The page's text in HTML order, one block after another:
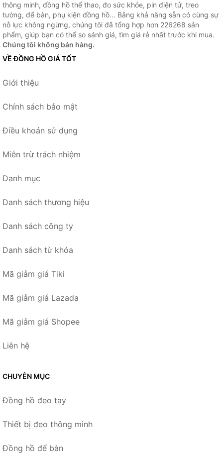
thông minh, đồng hồ thể thao, đo sức khỏe, pin điện tử, treo
tường, để bàn, phụ kiện đồng hồ... Bằng khả năng sẵn có cùng sự
nỗ lực không ngừng, chúng tôi đã tổng hợp hơn 226268 sản
phẩm, giúp bạn có thể so sánh giá, tìm giá rẻ nhất trước khi mua.
Chúng tôi không bán hàng.
VỀ ĐỒNG HỒ GIÁ TỐT
Giới thiệu
Chính sách bảo mật
Điều khoản sử dụng
Miễn trừ trách nhiệm
Danh mục
Danh sách thương hiệu
Danh sách công ty
Danh sách từ khóa
Mã giảm giá Tiki
Mã giảm giá Lazada
Mã giảm giá Shopee
Liên hệ
CHUYÊN MỤC
Đồng hồ đeo tay
Thiết bị đeo thông minh
Đồng hồ để bàn